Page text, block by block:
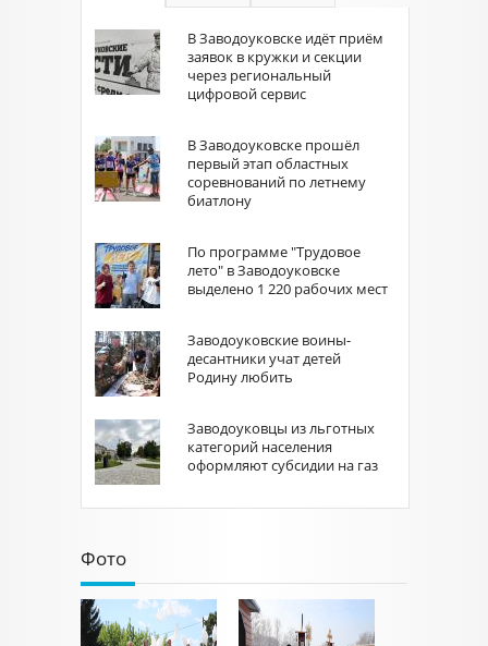
В Заводоуковске идёт приём
заявок в кружки и секции
через региональный
цифровой сервис
В Заводоуковске прошёл
первый этап областных
соревнований по летнему
биатлону
По программе "Трудовое
лето" в Заводоуковске
выделено 1 220 рабочих мест
Заводоуковские воины-
десантники учат детей
Родину любить
Заводоуковцы из льготных
категорий населения
оформляют субсидии на газ
Фото